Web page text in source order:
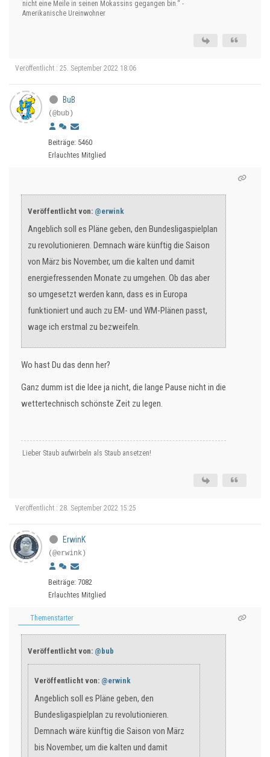
nicht eine Meile in seinen Mokassins gegangen bin.“ -
Amerikanische Ureinwohner
Veröffentlicht : 25. September 2022 18:06
BuB
(@bub)
Beiträge: 5460
Erlauchtes Mitglied
Veröffentlicht von: @erwink
Angeblich soll es Pläne geben, den Bundesligaspielplan
zu revolutionieren. Demnach wäre künftig die Saison
von März bis November, um die kalten und damit
energiefressenden Monate zu umgehen. Ob das aber
so umgesetzt werden kann, dass es in Europa
funktioniert und auch zu EM- und WM-Plänen passt,
wage ich erstmal zu bezweifeln.
Wo hast Du das denn her?
Ganz dumm ist die Idee ja nicht, die lange Pause nicht in die
wettertechnisch schönste Zeit zu legen.
Lieber Staub aufwirbeln als Staub ansetzen!
Veröffentlicht : 28. September 2022 15:25
ErwinK
(@erwink)
Beiträge: 7082
Erlauchtes Mitglied
Themenstarter
Veröffentlicht von: @bub
Veröffentlicht von: @erwink
Angeblich soll es Pläne geben, den
Bundesligaspielplan zu revolutionieren.
Demnach wäre künftig die Saison von März
bis November, um die kalten und damit